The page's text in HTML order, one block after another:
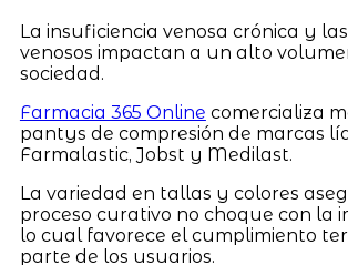
La insuficiencia venosa crónica y
venosos impactan a un alto
sociedad.
Farmacia 365 Online comercializa
pantys de compresión de marcas
Farmalastic, Jobst y Medilast.
La variedad en tallas y colores
proceso curativo no choque con la
lo cual favorece el cumplimiento
parte de los usuarios.